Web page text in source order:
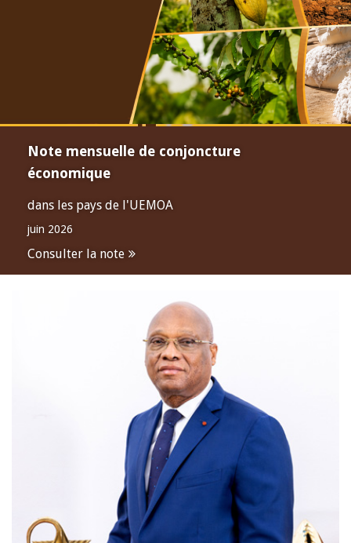
Note mensuelle de conjoncture
économique
dans les pays de l'UEMOA
juin 2026
Consulter la note